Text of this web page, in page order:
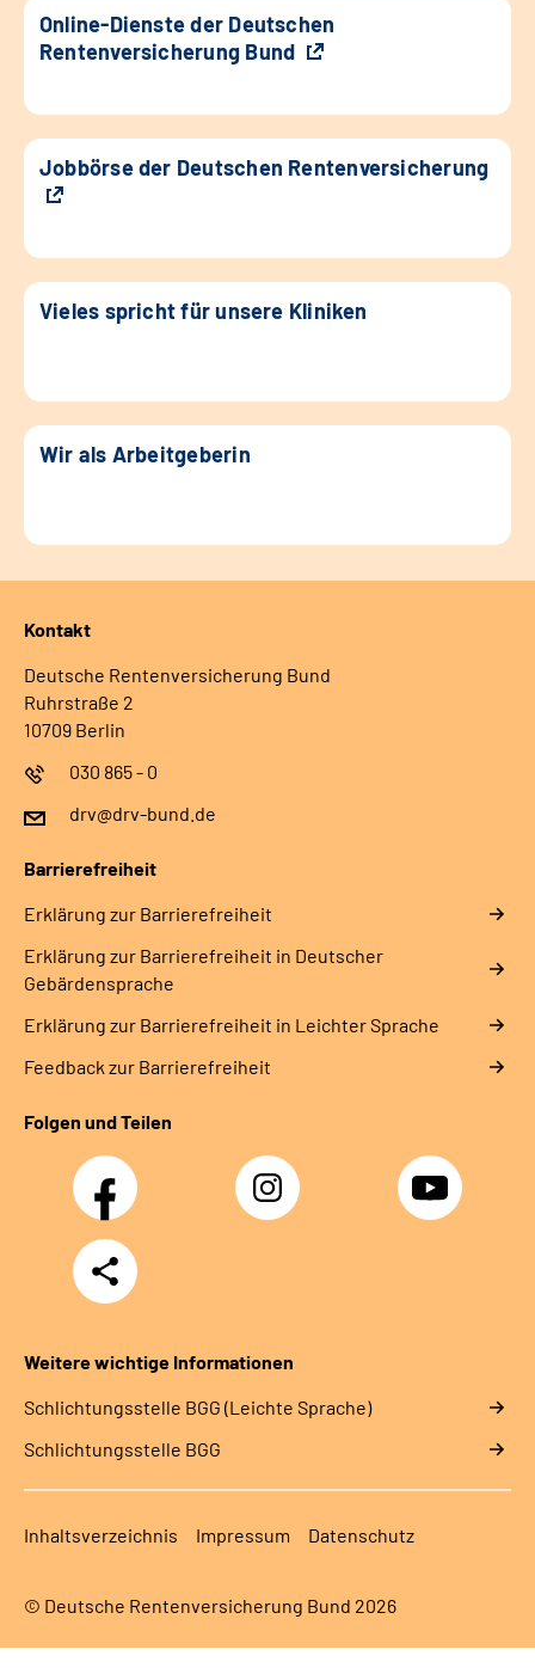
Online-Dienste der Deutschen
Rentenversicherung Bund
Jobbörse der Deutschen Rentenversicherung
Vieles spricht für unsere Kliniken
Wir als Arbeitgeberin
Kontakt
Deutsche Rentenversicherung Bund
Ruhrstraße 2
10709 Berlin
030 865 - 0
drv@drv-bund.de
Barrierefreiheit
Erklärung zur Barrierefreiheit
Erklärung zur Barrierefreiheit in Deutscher
Gebärdensprache
Erklärung zur Barrierefreiheit in Leichter Sprache
Feedback zur Barrierefreiheit
Folgen und Teilen
Facebook Instagram YouTube
Teilen
Weitere wichtige Informationen
Schlich­tungs­stel­le BGG (Leichte Sprache)
Schlich­tungs­stel­le BGG
Inhaltsverzeichnis Impressum Datenschutz
© Deutsche Rentenversicherung Bund 2026